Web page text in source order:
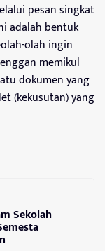
pesan singkat
adalah bentuk
olah ingin
memikul
dokumen yang
(kekusutan) yang
Sekolah